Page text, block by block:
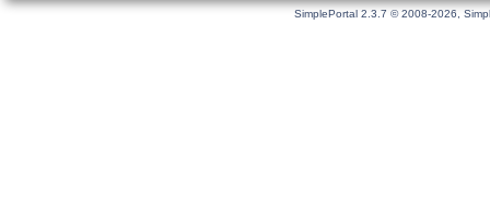
SimplePortal 2.3.7 © 2008-2026,